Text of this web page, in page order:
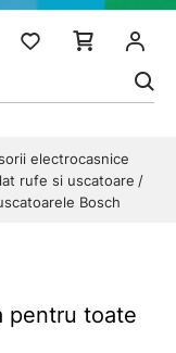
electrocasnice
rufe si uscatoare
Bosch
pentru toate